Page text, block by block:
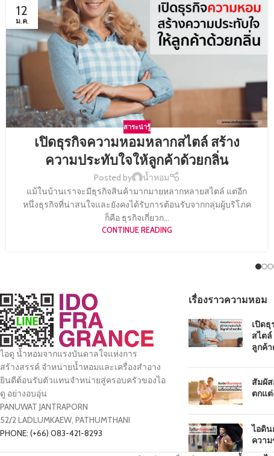
12
ม.ค.
สาระน่ารู้
เปิดธุรกิจความหอมหลากสไตล์ สร้าง
ความประทับใจให้ลูกค้าด้วยกลิ่น
Posted by
น้ำหอม
แม้ในบ้านเราจะมีธุรกิจสินค้ามากมายหลากหลายสไตล์ แต่อีก
หนึ่งธุรกิจที่น่าสนใจและยังคงได้รับการต้อนรับจากกลุ่มผู้บริโภค
ก็คือ ธุรกิจเกี่ยวก...
CONTINUE READING
ไอดู น้ำหอมจากแรงบันดาลใจแห่งการ
สร้างสรรค์ จำหน่ายน้ำหอมและเครื่องสำอาง
ยินดีต้อนรับตัวแทนจำหน่ายสู่ครอบครัวของไอ
ดู อย่างอบอุ่น
PANUWAT JANTRAPORN
52/2 LADLUMKAEW, PATHUMTHANI
PHONE: (+66) 083-421-8293
เรื่องราวความหอม
เปิด
สไต
ลูกค้
สัมผั
ตกแต่
ไอดิ
ควา